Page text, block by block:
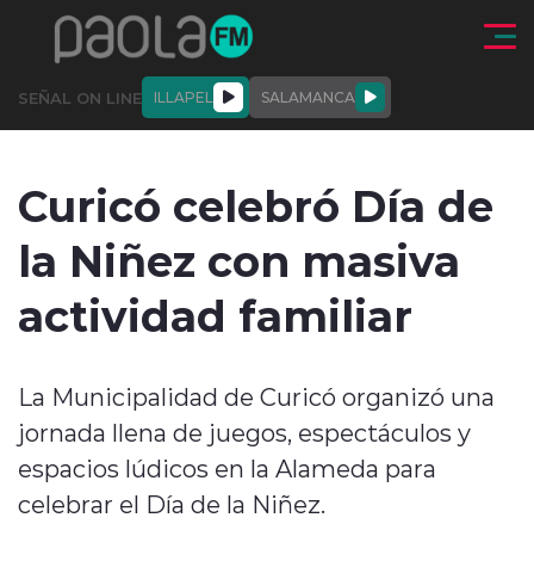
Click acá para ir directamente al contenido
SEÑAL ON LINE ILLAPEL SALAMANCA
ACTUALIDAD SOMOS
Curicó celebró Día de
la Niñez con masiva
actividad familiar
La Municipalidad de Curicó organizó una
jornada llena de juegos, espectáculos y
espacios lúdicos en la Alameda para
celebrar el Día de la Niñez.